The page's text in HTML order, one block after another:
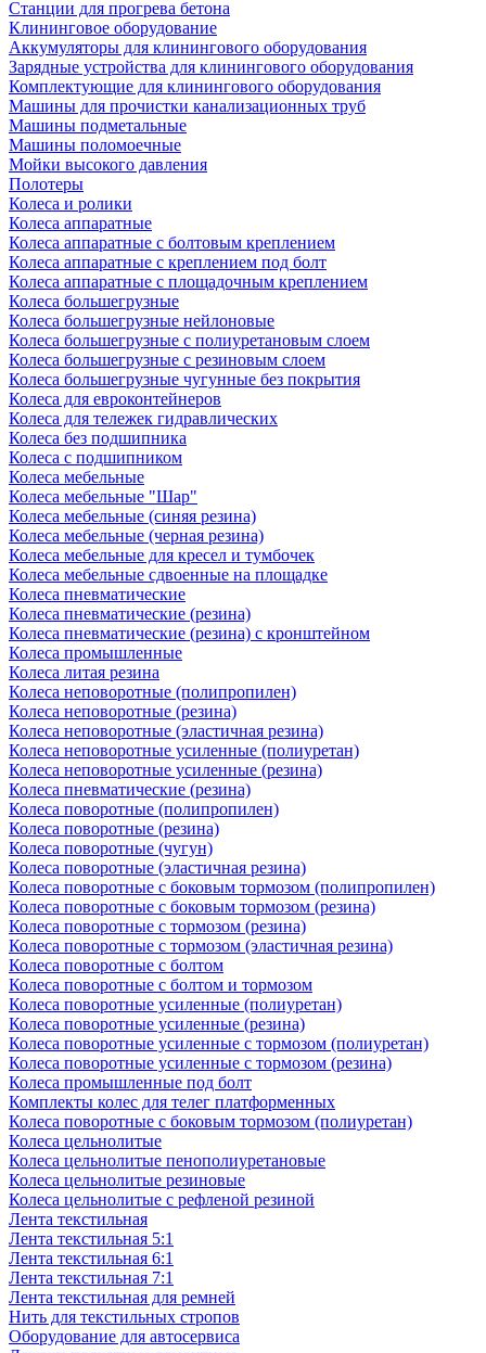
Станции для прогрева бетона
Клининговое оборудование
Аккумуляторы для клинингового оборудования
Зарядные устройства для клинингового оборудования
Комплектующие для клинингового оборудования
Машины для прочистки канализационных труб
Машины подметальные
Машины поломоечные
Мойки высокого давления
Полотеры
Колеса и ролики
Колеса аппаратные
Колеса аппаратные с болтовым креплением
Колеса аппаратные с креплением под болт
Колеса аппаратные с площадочным креплением
Колеса большегрузные
Колеса большегрузные нейлоновые
Колеса большегрузные с полиуретановым слоем
Колеса большегрузные с резиновым слоем
Колеса большегрузные чугунные без покрытия
Колеса для евроконтейнеров
Колеса для тележек гидравлических
Колеса без подшипника
Колеса с подшипником
Колеса мебельные
Колеса мебельные "Шар"
Колеса мебельные (синяя резина)
Колеса мебельные (черная резина)
Колеса мебельные для кресел и тумбочек
Колеса мебельные сдвоенные на площадке
Колеса пневматические
Колеса пневматические (резина)
Колеса пневматические (резина) с кронштейном
Колеса промышленные
Колеса литая резина
Колеса неповоротные (полипропилен)
Колеса неповоротные (резина)
Колеса неповоротные (эластичная резина)
Колеса неповоротные усиленные (полиуретан)
Колеса неповоротные усиленные (резина)
Колеса пневматические (резина)
Колеса поворотные (полипропилен)
Колеса поворотные (резина)
Колеса поворотные (чугун)
Колеса поворотные (эластичная резина)
Колеса поворотные c боковым тормозом (полипропилен)
Колеса поворотные c боковым тормозом (резина)
Колеса поворотные c тормозом (резина)
Колеса поворотные c тормозом (эластичная резина)
Колеса поворотные с болтом
Колеса поворотные с болтом и тормозом
Колеса поворотные усиленные (полиуретан)
Колеса поворотные усиленные (резина)
Колеса поворотные усиленные с тормозом (полиуретан)
Колеса поворотные усиленные с тормозом (резина)
Колеса промышленные под болт
Комплекты колес для телег платформенных
Колеса поворотные c боковым тормозом (полиуретан)
Колеса цельнолитые
Колеса цельнолитые пенополиуретановые
Колеса цельнолитые резиновые
Колеса цельнолитые с рефленой резиной
Лента текстильная
Лента текстильная 5:1
Лента текстильная 6:1
Лента текстильная 7:1
Лента текстильная для ремней
Нить для текстильных стропов
Оборудование для автосервиса